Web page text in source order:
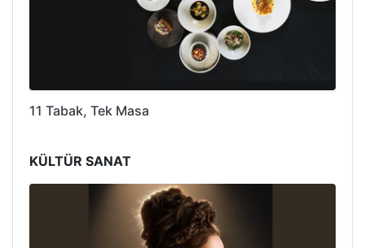
11 Tabak, Tek Masa
KÜLTÜR SANAT